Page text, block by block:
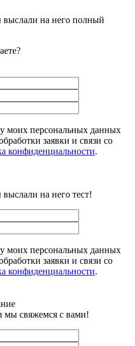
выслали на него полный
моих персональных данных
заявки и связи со
конфиденциальности.
на него тест!
моих персональных данных
заявки и связи со
конфиденциальности.
мы свяжемся с вами!